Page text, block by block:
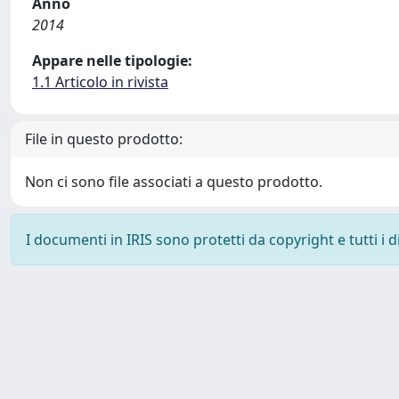
2014
Appare nelle tipologie:
1.1 Articolo in rivista
File in questo prodotto:
Non ci sono file associati a questo prodotto.
I documenti in IRIS sono protetti da copyright e tutti i